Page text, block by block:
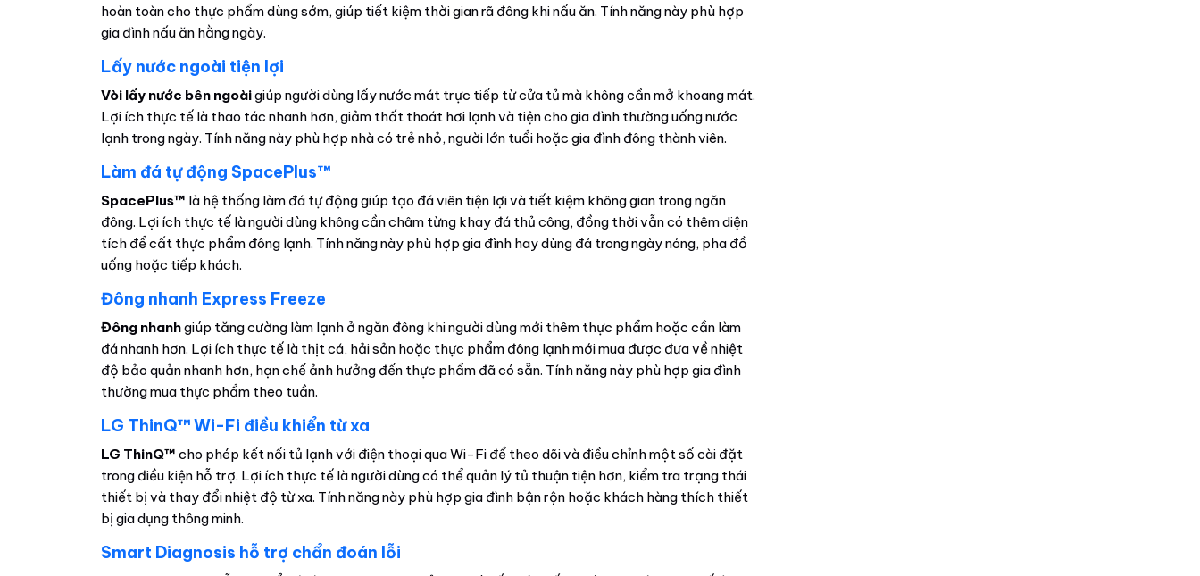
hoàn toàn cho thực phẩm dùng sớm, giúp tiết kiệm thời gian rã đông khi nấu ăn. Tính năng này phù hợp
gia đình nấu ăn hằng ngày.
Lấy nước ngoài tiện lợi
Vòi lấy nước bên ngoàigiúp người dùng lấy nước mát trực tiếp từ cửa tủ mà không cần mở khoang mát.
Lợi ích thực tế là thao tác nhanh hơn, giảm thất thoát hơi lạnh và tiện cho gia đình thường uống nước
lạnh trong ngày. Tính năng này phù hợp nhà có trẻ nhỏ, người lớn tuổi hoặc gia đình đông thành viên.
Làm đá tự động SpacePlus™
SpacePlus™ là hệ thống làm đá tự động giúp tạo đá viên tiện lợi và tiết kiệm không gian trong ngăn
đông. Lợi ích thực tế là người dùng không cần châm từng khay đá thủ công, đồng thời vẫn có thêm diện
tích để cất thực phẩm đông lạnh. Tính năng này phù hợp gia đình hay dùng đá trong ngày nóng, pha đồ
uống hoặc tiếp khách.
Đông nhanh Express Freeze
Đông nhanhgiúp tăng cường làm lạnh ở ngăn đông khi người dùng mới thêm thực phẩm hoặc cần làm
đá nhanh hơn. Lợi ích thực tế là thịt cá, hải sản hoặc thực phẩm đông lạnh mới mua được đưa về nhiệt
độ bảo quản nhanh hơn, hạn chế ảnh hưởng đến thực phẩm đã có sẵn. Tính năng này phù hợp gia đình
thường mua thực phẩm theo tuần.
LG ThinQ™ Wi-Fi điều khiển từ xa
LG ThinQ™ cho phép kết nối tủ lạnh với điện thoại qua Wi-Fi để theo dõi và điều chỉnh một số cài đặt
trong điều kiện hỗ trợ. Lợi ích thực tế là người dùng có thể quản lý tủ thuận tiện hơn, kiểm tra trạng thái
thiết bị và thay đổi nhiệt độ từ xa. Tính năng này phù hợp gia đình bận rộn hoặc khách hàng thích thiết
bị gia dụng thông minh.
Smart Diagnosis hỗ trợ chẩn đoán lỗi